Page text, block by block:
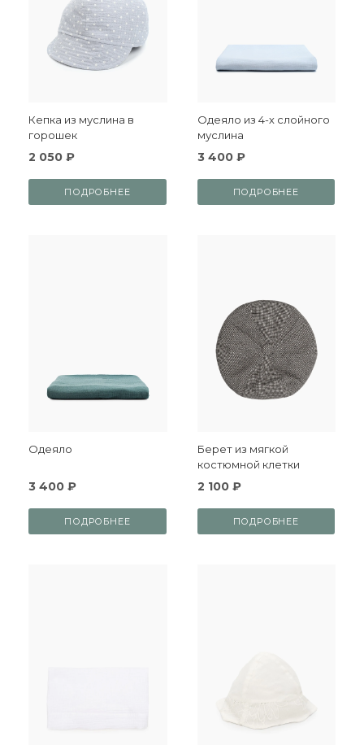
Кепка из муслина в
горошек
2 050 ₽
ПОДРОБНЕЕ
Одеяло из 4-х слойного
муслина
3 400 ₽
ПОДРОБНЕЕ
Одеяло
3 400 ₽
ПОДРОБНЕЕ
Берет из мягкой
костюмной клетки
2 100 ₽
ПОДРОБНЕЕ